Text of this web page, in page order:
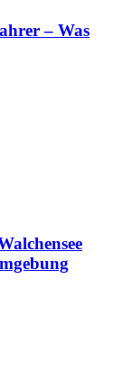
– Was